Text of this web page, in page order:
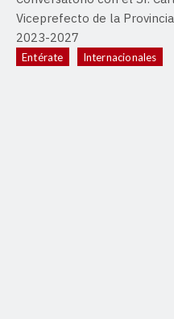
Viceprefecto de la
2023-2027
Entérate Internacionales